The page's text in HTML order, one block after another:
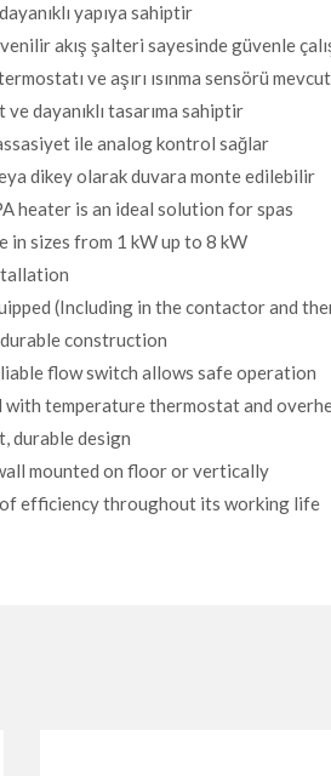
yapıya sahiptir
akış şalteri sayesinde güvenle
termostatı ve aşırı ısınma sensörü
ve dayanıklı tasarıma sahiptir
ile analog kontrol sağlar
dikey olarak duvara monte edilebilir
heater is an ideal solution for spas
in sizes from 1 kW up to 8 kW
(Including in the contactor and
construction
flow switch allows safe operation
with temperature thermostat and
durable design
mounted on floor or vertically
efficiency throughout its working life